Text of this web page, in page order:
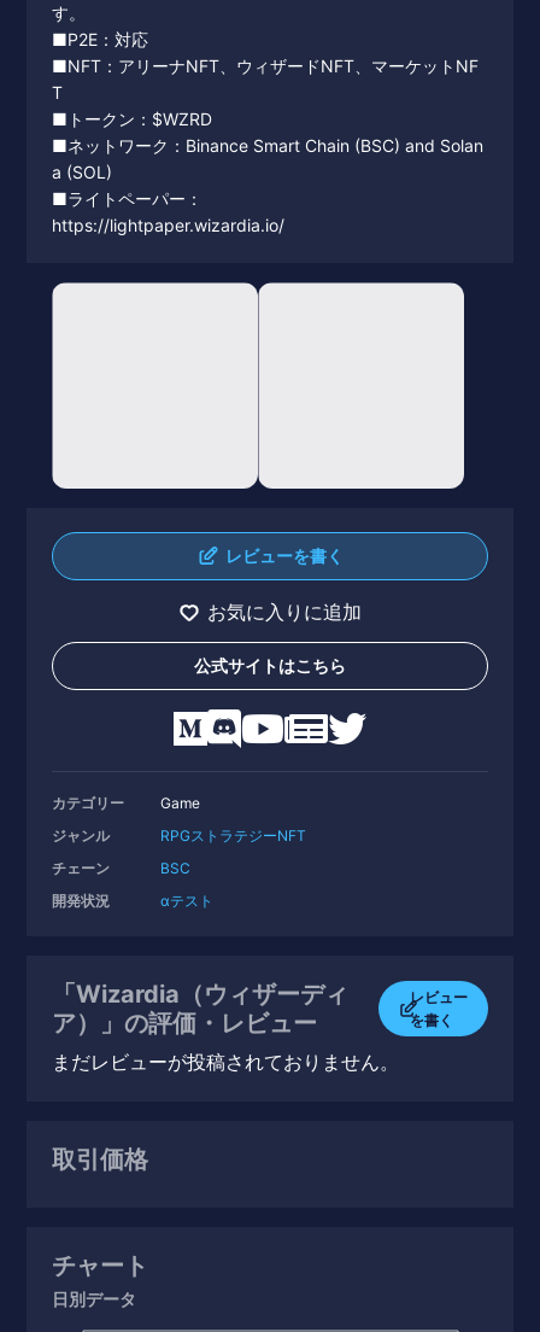
す。
■P2E：対応
■NFT：アリーナNFT、ウィザードNFT、マーケットNF
T
■トークン：$WZRD
■ネットワーク：Binance Smart Chain (BSC) and Solan
a (SOL)
■ライトペーパー：
https://lightpaper.wizardia.io/
レビューを書く
お気に入りに追加
公式サイトはこちら
カテゴリー
Game
ジャンル
RPGストラテジーNFT
チェーン
BSC
開発状況
αテスト
「Wizardia（ウィザーディ
ア）」の評価・レビュー
レビュー
を書く
まだレビューが投稿されておりません。
取引価格
チャート
日別データ